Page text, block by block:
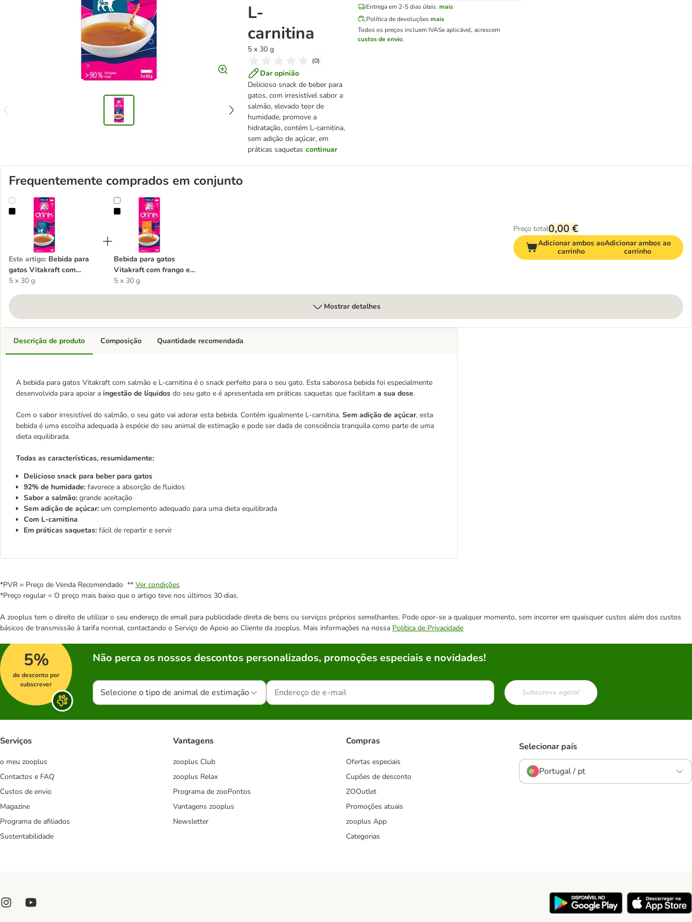
L-
carnitina
5 x 30 g
(0)
Dar opinião
Delicioso snack de beber para
gatos, com irresistível sabor a
salmão, elevado teor de
humidade, promove a
hidratação, contém L-carnitina,
sem adição de açúcar, em
práticas saquetas continuar
Entrega em 2-5 dias úteis. mais
Política de devoluçõesmais
Todos os preços incluem IVASe aplicável, acrescem
custos de envio.
Frequentemente comprados em conjunto
Bebida para gatos Vitakraft com salmão e L-carnitina
Este artigo: Bebida para
gatos Vitakraft com
salmão e L-carnitina
5 x 30 g
Bebida para gatos Vitakraft com frango e taurina
Bebida para gatos
Vitakraft com frango e
taurina
5 x 30 g
Preço total0,00 €
Adicionar ambos ao
carrinho
Adicionar ambos ao
carrinho
Mostrar detalhes
Descrição de produto
A bebida para gatos Vitakraft com salmão e L-carnitina é o snack perfeito para o seu gato. Esta saborosa bebida foi especialmente
desenvolvida para apoiar a ingestão de líquidos do seu gato e é apresentada em práticas saquetas que facilitam a sua dose.
Com o sabor irresistível do salmão, o seu gato vai adorar esta bebida. Contém igualmente L-carnitina. Sem adição de açúcar, esta
bebida é uma escolha adequada à espécie do seu animal de estimação e pode ser dada de consciência tranquila como parte de uma
dieta equilibrada.
Todas as características, resumidamente:
Delicioso snack para beber para gatos
92% de humidade: favorece a absorção de fluidos
Sabor a salmão: grande aceitação
Sem adição de açúcar: um complemento adequado para uma dieta equilibrada
Com L-carnitina
Em práticas saquetas: fácil de repartir e servir
Composição Quantidade recomendada
*PVR = Preço de Venda Recomendado ** Ver condições
*Preço regular = O preço mais baixo que o artigo teve nos últimos 30 dias.
A zooplus tem o direito de utilizar o seu endereço de email para publicidade direta de bens ou serviços próprios semelhantes. Pode opor-se a qualquer momento, sem incorrer em quaisquer custos além dos custos
básicos de transmissão à tarifa normal, contactando o Serviço de Apoio ao Cliente da zooplus. Mais informações na nossa Política de Privacidade
5%
de desconto por
subscrever
Não perca os nossos descontos personalizados, promoções especiais e novidades!
Selecione o tipo de animal de estimação Subscreva agora!
Serviços
o meu zooplus
Contactos e FAQ
Custos de envio
Magazine
Programa de afiliados
Sustentabilidade
Vantagens
zooplus Club
zooplus Relax
Programa de zooPontos
Vantagens zooplus
Newsletter
Compras
Ofertas especiais
Cupões de desconto
ZOOutlet
Promoções atuais
zooplus App
Categorias
Selecionar país
Portugal / pt